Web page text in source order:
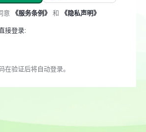
意 《服务条例》 和 《隐私声明》
接登录:
在验证后将自动登录。